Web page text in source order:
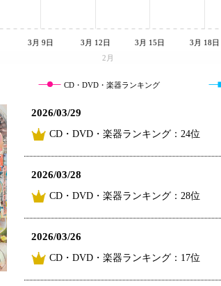
2月
3月 9日 3月 12日 3月 15日 3月 18日
CD・DVD・楽器ランキング
2026/03/29
CD・DVD・楽器ランキング：24位
2026/03/28
CD・DVD・楽器ランキング：28位
2026/03/26
CD・DVD・楽器ランキング：17位